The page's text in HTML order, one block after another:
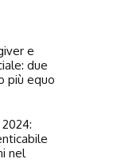
e
due
più equo
nel